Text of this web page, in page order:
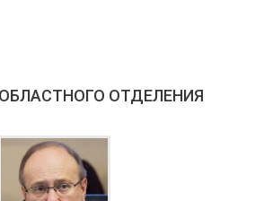
ОТДЕЛЕНИЯ